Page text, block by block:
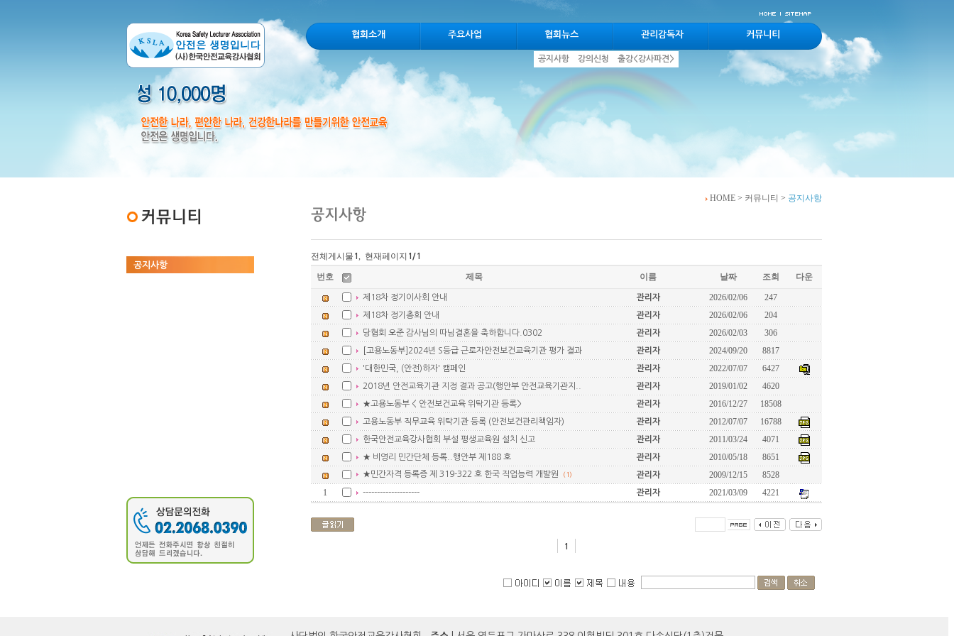
HOME > 커뮤니티 > 공지사항
공지사항
협회소개 주요사업 협회뉴스 관리감독자 커뮤니티
공지사항 강의신청 출강<강사파견>
전체게시물 1 , 현재페이지 1 /1
번호 제목 이름 날짜 조회 다운
제18차 정기이사회 안내 관리자 2026/02/06 247
제18차 정기총회 안내 관리자 2026/02/06 204
당협회 오준 감사님의 따님결혼을 축하합니다.0302 관리자 2026/02/03 306
[고용노동부]2024년 S등급 근로자안전보건교육기관 평가 결과 관리자 2024/09/20 8817
'대한민국, (안전)하자' 캠페인 관리자 2022/07/07 6427
2018년 안전교육기관 지정 결과 공고(행안부 안전교육기관지.. 관리자 2019/01/02 4620
★고용노동부 < 안전보건교육 위탁기관 등록> 관리자 2016/12/27 18508
고용노동부 직무교육 위탁기관 등록 (안전보건관리책임자) 관리자 2012/07/07 16788
한국안전교육강사협회 부설 평생교육원 설치 신고 관리자 2011/03/24 4071
★ 비영리 민간단체 등록..행안부 제188 호 관리자 2010/05/18 8651
★민간자격 등록증 제 319-322 호 한국 직업능력 개발원 (1) 관리자 2009/12/15
8528
1
-------------------- 관리자 2021/03/09 4221
1